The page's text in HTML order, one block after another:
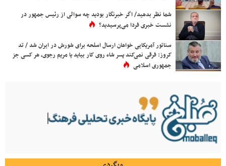
شما نظر بدهید/ اگر خبرنگار بودید چه سوالی از رئیس جمهور در
نشست خبری فردا می‌پرسیدید؟
سناتور آمریکایی خواهان ارسال اسلحه برای شورش در ایران شد / تد
کروز: فرقی نمی‌کند پسر شاه روی کار بیاید یا مریم رجوی، هر کسی جز
جمهوری اسلامی